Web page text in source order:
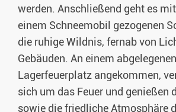
werden. Anschließend geht es
einem Schneemobil gezogenen
die ruhige Wildnis, fernab von
Gebäuden. An einem abgelegenen
Lagerfeuerplatz angekommen,
sich um das Feuer und genießen
sowie die friedliche Atmosphäre